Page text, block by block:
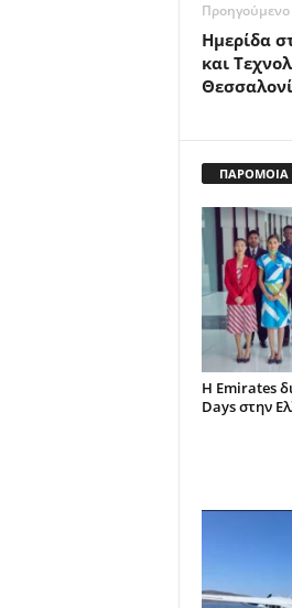
Hμερίδα
και
ΠΑΡΟΜΟΙΑ
Η Emirates
Days στην